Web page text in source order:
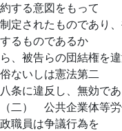
約する意図をもって
制定されたものであり
するものであるか
ら、被告らの団結権を
俗ないしは憲法第二
八条に違反し、無効であ
（二） 公共企業体等
政職員は争議行為を